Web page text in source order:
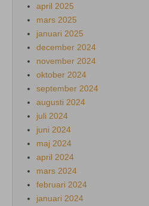
april 2025
mars 2025
januari 2025
december 2024
november 2024
oktober 2024
september 2024
augusti 2024
juli 2024
juni 2024
maj 2024
april 2024
mars 2024
februari 2024
januari 2024